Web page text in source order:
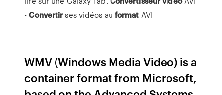
-Convertirses vidéos au format AVI
WMV (Windows Media Video) is a
container format from Microsoft,